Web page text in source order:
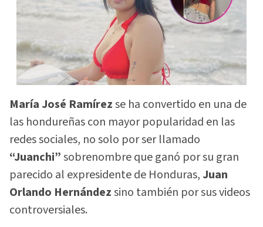
María José Ramírezse ha convertido en una de
las hondureñas con mayor popularidad en las
redes sociales, no solo por ser llamado
“Juanchi”sobrenombre que ganó por su gran
parecido al expresidente de Honduras,Juan
Orlando Hernándezsino también por sus videos
controversiales.